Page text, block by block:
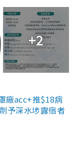
+2
廠acc+推$18病
予深水埗露宿者